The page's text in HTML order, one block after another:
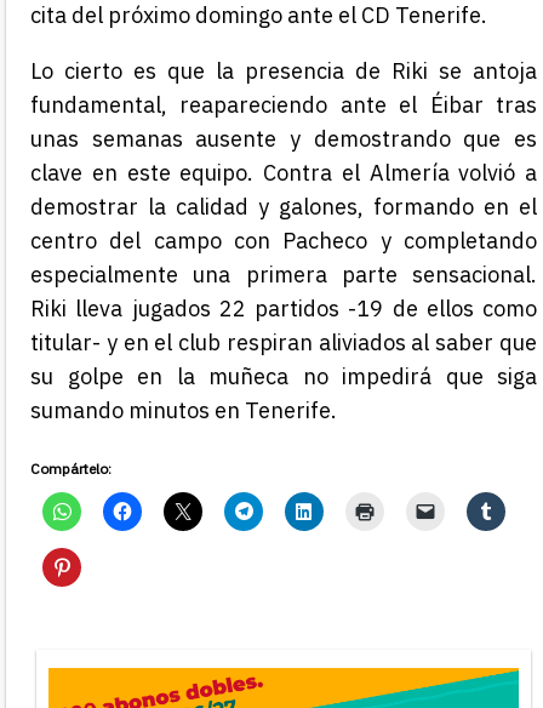
cita del próximo domingo ante el CD Tenerife.
Lo cierto es que la presencia de Riki se antoja
fundamental, reapareciendo ante el Éibar tras
unas semanas ausente y demostrando que es
clave en este equipo. Contra el Almería volvió a
demostrar la calidad y galones, formando en el
centro del campo con Pacheco y completando
especialmente una primera parte sensacional.
Riki lleva jugados 22 partidos -19 de ellos como
titular- y en el club respiran aliviados al saber que
su golpe en la muñeca no impedirá que siga
sumando minutos en Tenerife.
Compártelo: